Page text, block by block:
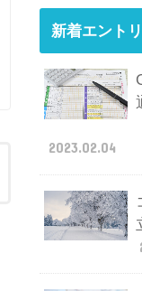
新着エント
2023.02.04